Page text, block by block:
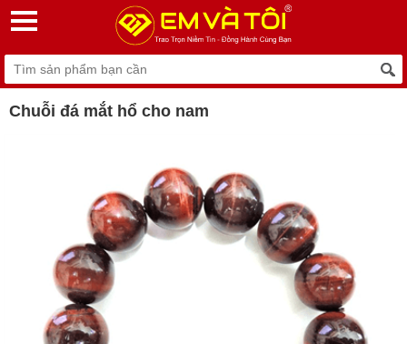
Chuỗi đá mắt hổ cho nam